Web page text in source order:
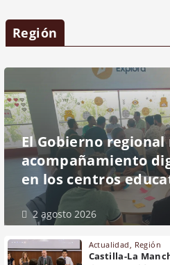
Región
El Gobierno
acompañamiento
en los centros
2 agosto 2026
Actualidad, Región
Castilla-La